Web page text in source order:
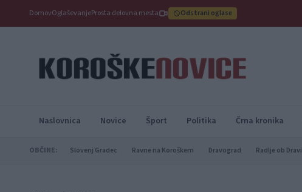
DomovOglaševanjeProsta delovna mesta Odstrani oglase
Naslovnica Novice Šport Politika Črna kronika
OBČINE: Slovenj Gradec Ravne na Koroškem Dravograd Radlje ob Dravi